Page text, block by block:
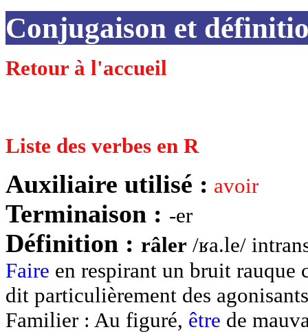
Conjugaison et
Retour à l'accueil
Liste des verbes en R
Auxiliaire utilisé : avoir
Terminaison : -er
Définition : râler /ʁa.le/
Faire en respirant un bruit rauque
dit particulièrement des
Familier : Au figuré, être de